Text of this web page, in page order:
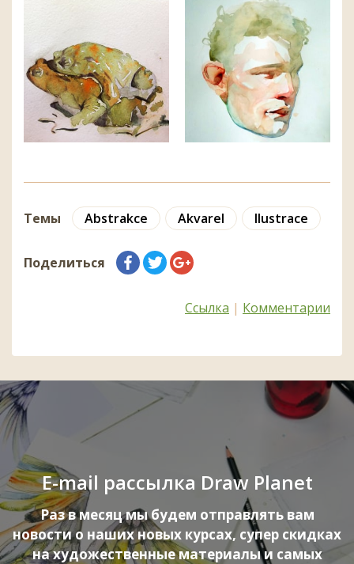
Темы Abstrakce Akvarel Ilustrace
Поделиться
Ссылка | Комментарии
E-mail рассылка Draw Planet
Раз в месяц мы будем отправлять вам
новости о наших новых курсах, супер скидках
на художественные материалы и самых